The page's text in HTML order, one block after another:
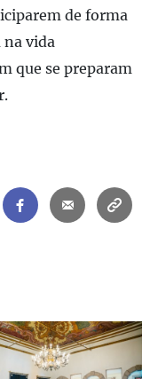
de forma
vida
que se preparam
FACEBOOK